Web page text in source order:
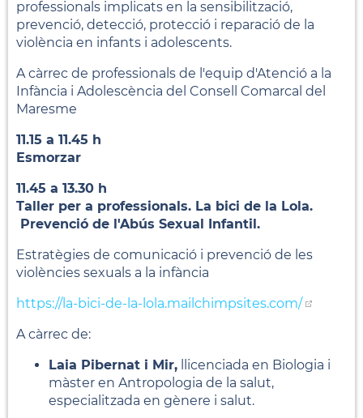
professionals implicats en la sensibilització,
prevenció, detecció, protecció i reparació de la
violència en infants i adolescents.
A càrrec de professionals de l'equip d'Atenció a la
Infància i Adolescència del Consell Comarcal del
Maresme
11.15 a 11.45 h
Esmorzar
11.45 a 13.30 h
Taller per a professionals. La bici de la Lola.
Prevenció de l'Abús Sexual Infantil.
Estratègies de comunicació i prevenció de les
violències sexuals a la infància
https://la-bici-de-la-lola.mailchimpsites.com/
A càrrec de:
Laia Pibernat i Mir, llicenciada en Biologia i
màster en Antropologia de la salut,
especialitzada en gènere i salut.